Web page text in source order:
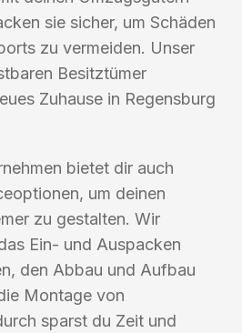
sie sicher, um Schäden
zu vermeiden. Unser
Besitztümer
Zuhause in Regensburg
bietet dir auch
um deinen
zu gestalten. Wir
Ein- und Auspacken
den Abbau und Aufbau
Montage von
sparst du Zeit und